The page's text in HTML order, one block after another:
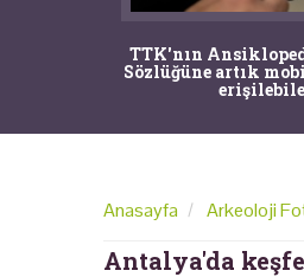
TTK'nın
Sözlüğüne artık
Anasayfa Arkeoloji
Antalya'da